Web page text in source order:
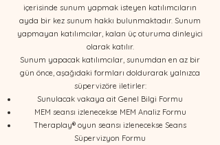
içerisinde sunum yapmak isteyen katılımcıların
ayda bir kez sunum hakkı bulunmaktadır. Sunum
yapmayan katılımcılar, kalan üç oturuma dinleyici
olarak katılır.
Sunum yapacak katılımcılar, sunumdan en az bir
gün önce, aşağıdaki formları doldurarak yalnızca
süpervizöre iletirler:
Sunulacak vakaya ait Genel Bilgi Formu
MEM seansı izlenecekse MEM Analiz Formu
Theraplay® oyun seansı izlenecekse Seans
Süpervizyon Formu